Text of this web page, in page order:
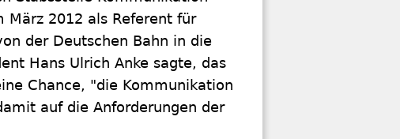
2012 als Referent für
der Deutschen Bahn in die
Hans Ulrich Anke sagte, das
Chance, "die Kommunikation
auf die Anforderungen der